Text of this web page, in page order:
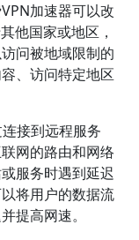
加速器可以改
他国家或地区，
问被地域限制的
、访问特定地区
接到远程服务
网的路由和网络
服务时遇到延迟
将用户的数据流
提高网速。